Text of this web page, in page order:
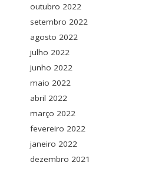
outubro 2022
setembro 2022
agosto 2022
julho 2022
junho 2022
maio 2022
abril 2022
março 2022
fevereiro 2022
janeiro 2022
dezembro 2021